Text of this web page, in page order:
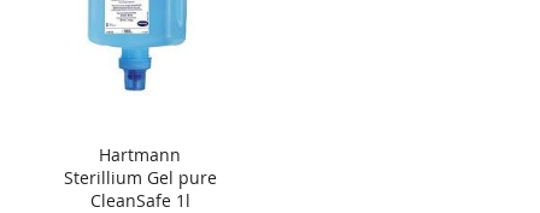
Hartmann
Sterillium Gel pure
CleanSafe 1l